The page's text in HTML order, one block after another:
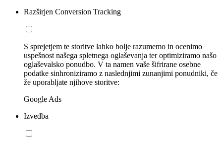
Razširjen Conversion Tracking
S sprejetjem te storitve lahko bolje razumemo in ocenimo
uspešnost našega spletnega oglaševanja ter optimiziramo našo
oglaševalsko ponudbo. V ta namen vaše šifrirane osebne
podatke sinhroniziramo z naslednjimi zunanjimi ponudniki, če
že uporabljate njihove storitve:
Google Ads
Izvedba